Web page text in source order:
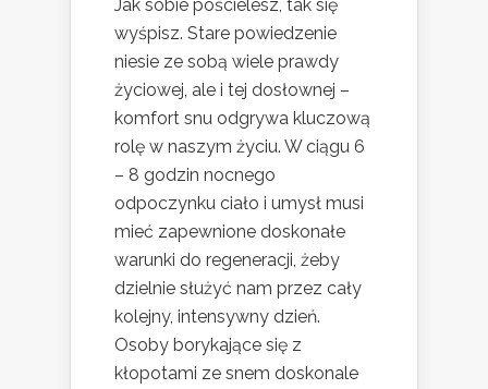
Jak sobie pościelesz, tak się
wyśpisz. Stare powiedzenie
niesie ze sobą wiele prawdy
życiowej, ale i tej dosłownej –
komfort snu odgrywa kluczową
rolę w naszym życiu. W ciągu 6
– 8 godzin nocnego
odpoczynku ciało i umysł musi
mieć zapewnione doskonałe
warunki do regeneracji, żeby
dzielnie służyć nam przez cały
kolejny, intensywny dzień.
Osoby borykające się z
kłopotami ze snem doskonale